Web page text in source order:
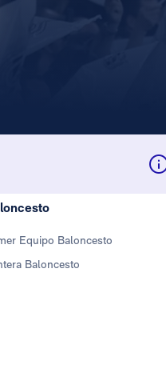
Equipo Baloncesto
Baloncesto